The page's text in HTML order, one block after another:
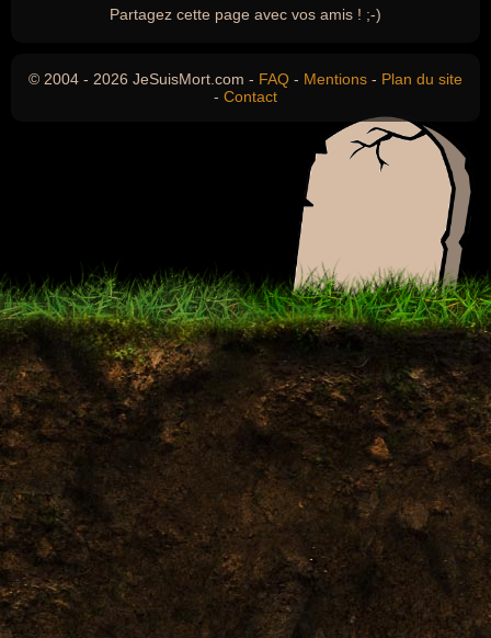
Partagez cette page avec vos amis ! ;-)
© 2004 - 2026 JeSuisMort.com - FAQ - Mentions - Plan du site
- Contact